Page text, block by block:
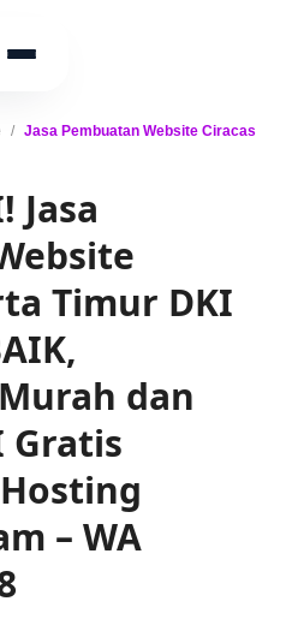
/ Jasa Pembuatan Website Ciracas
Jasa
Timur DKI
dan
Gratis
– WA